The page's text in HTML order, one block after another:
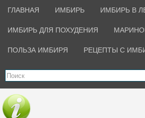
ГЛАВНАЯ ИМБИРЬ ИМБИРЬ В
ИМБИРЬ ДЛЯ ПОХУДЕНИЯ
ПОЛЬЗА ИМБИРЯ РЕЦЕПТЫ С